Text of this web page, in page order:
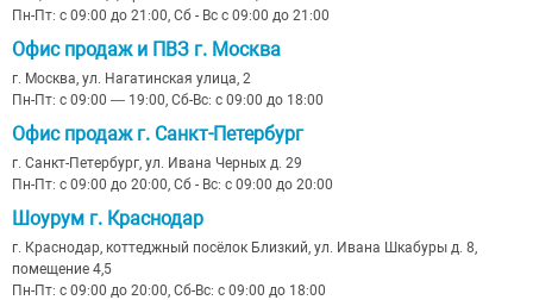
Пн-Пт: с 09:00 до 21:00, Сб - Вс с 09:00 до 21:00
Офис продаж и ПВЗ г. Москва
г. Москва, ул. Нагатинская улица, 2
Пн-Пт: с 09:00 — 19:00, Сб-Вс: с 09:00 до 18:00
Офис продаж г. Санкт-Петербург
г. Санкт-Петербург, ул. Ивана Черных д. 29
Пн-Пт: с 09:00 до 20:00, Сб - Вс: с 09:00 до 20:00
Шоурум г. Краснодар
г. Краснодар, коттеджный посёлок Близкий, ул. Ивана Шкабуры д. 8,
помещение 4,5
Пн-Пт: с 09:00 до 20:00, Сб-Вс: с 09:00 до 18:00